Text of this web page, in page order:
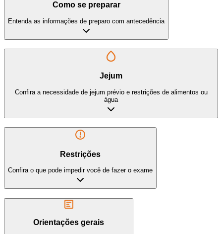
Como se preparar
Entenda as informações de preparo com antecedência
Jejum
Confira a necessidade de jejum prévio e restrições de alimentos ou
água
Restrições
Confira o que pode impedir você de fazer o exame
Orientações gerais